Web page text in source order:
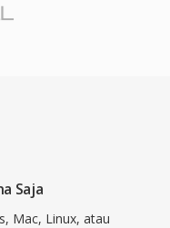
Saja
Mac, Linux, atau